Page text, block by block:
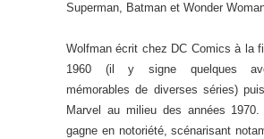
Superman, Batman et Wonder
Wolfman écrit chez DC Comics à la
1960 (il y signe quelques
mémorables de diverses séries)
Marvel au milieu des années 1970.
gagne en notoriété, scénarisant